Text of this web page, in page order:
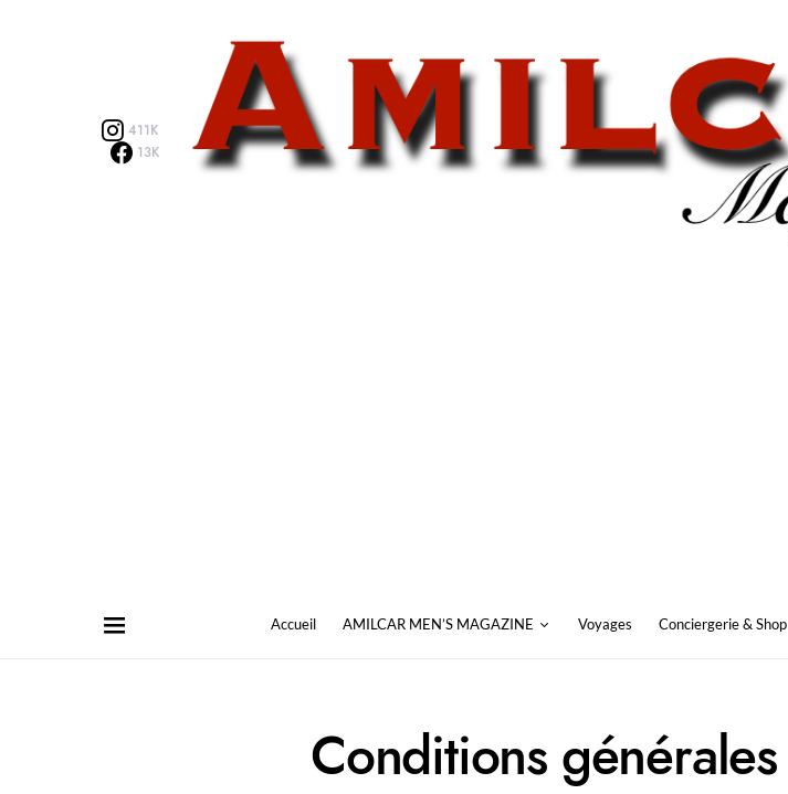
411K
13K
Accueil AMILCAR MEN’S MAGAZINE Voyages Conciergerie & Shop
Conditions générales